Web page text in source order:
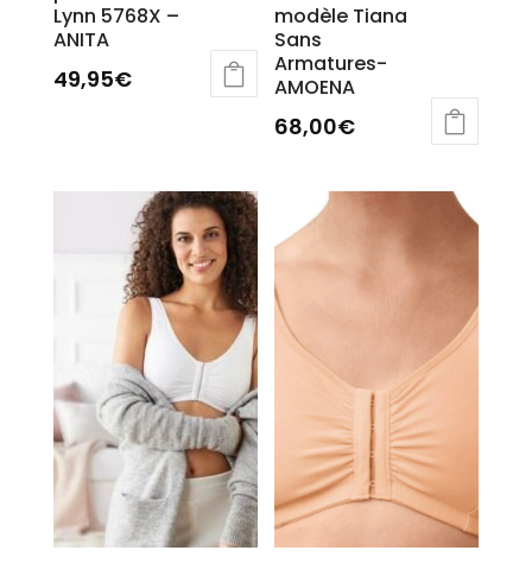
Lynn 5768X –
ANITA
49,95€
plusieurs
la
page
du
produit
modèle Tiana
Sans
Armatures-
AMOENA
68,00€